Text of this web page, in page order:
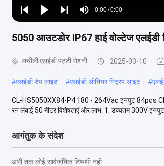
Play
Play
Play
Mute
Time
0:00/0:00
0%
5050 आउटडोर IP67 हाई वोल्टेज
लचीली एलईडी पट्टी रोशनी 2025-03-10
#एलईडी टेप लाइट #एलईडी लीनियर स्ट्रिप लाइट #
CL-HS5050XX84-P4 180 - 264Vac इनपुट 84pcs
रन लंबाई 50 मीटर विशेषताएं और लाभ: 1. उच्चतम 300V इनपुट
आगंतुक के संदेश
अभी तक कोई सार्वजनिक टिप्पणी नहीं